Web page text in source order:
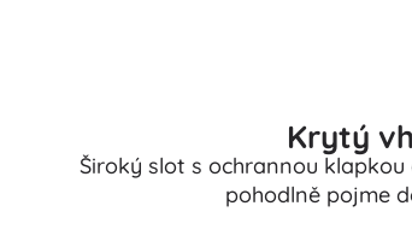
Krytý
Široký slot s ochrannou
pohodlně pojme